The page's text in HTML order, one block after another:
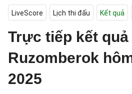
LiveScore Lịch thi đấu Kết quả
Trực tiếp kết
Ruzomberok
2025